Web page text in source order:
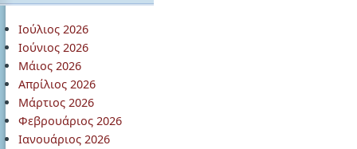
Ιούλιος 2026
Ιούνιος 2026
Μάιος 2026
Απρίλιος 2026
Μάρτιος 2026
Φεβρουάριος 2026
Ιανουάριος 2026